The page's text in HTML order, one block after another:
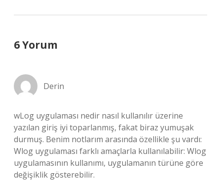
6 Yorum
Derin
wLog uygulaması nedir nasıl kullanılır üzerine
yazılan giriş iyi toparlanmış, fakat biraz yumuşak
durmuş. Benim notlarım arasında özellikle şu vardı:
Wlog uygulaması farklı amaçlarla kullanılabilir: Wlog
uygulamasının kullanımı, uygulamanın türüne göre
değişiklik gösterebilir.